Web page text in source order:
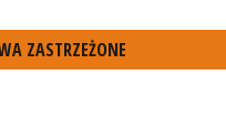
ZASTRZEŻONE